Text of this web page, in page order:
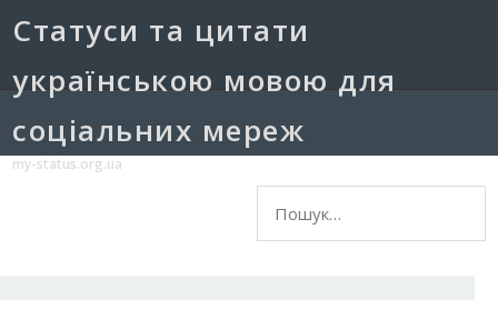
Cтатуси та цитати
українською мовою для
соціальних мереж
my-status.org.ua